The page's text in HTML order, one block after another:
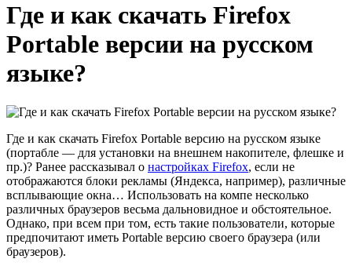
Где и как скачать Firefox
Portable версии на русском
языке?
Где и как скачать Firefox Portable версию на русском языке
(портабле — для установки на внешнем накопителе, флешке и
пр.)? Ранее рассказывал о настройках Firefox, если не
отображаются блоки рекламы (Яндекса, например), различные
всплывающие окна… Использовать на компе несколько
различных браузеров весьма дальновидное и обстоятельное.
Однако, при всем при том, есть такие пользователи, которые
предпочитают иметь Portable версию своего браузера (или
браузеров).